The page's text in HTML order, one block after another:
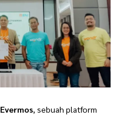
Evermos, sebuah platform